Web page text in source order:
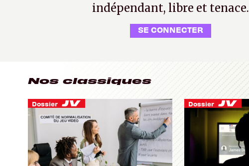
indépendant, libre et tenace.
SE CONNECTER
Nos classiques
Dossier Dossier